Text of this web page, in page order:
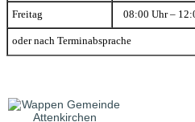
Freitag 08:00 Uhr –
oder nach Terminabsprache